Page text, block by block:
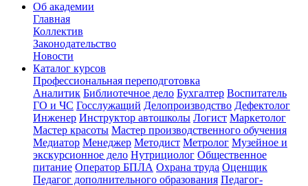
Об академии
Главная
Коллектив
Законодательство
Новости
Каталог курсов
Профессиональная переподготовка
Аналитик Библиотечное дело Бухгалтер Воспитатель
ГО и ЧС Госслужащий Делопроизводство Дефектолог
Инженер Инструктор автошколы Логист Маркетолог
Мастер красоты Мастер производственного обучения
Медиатор Менеджер Методист Метролог Музейное и
экскурсионное дело Нутрициолог Общественное
питание Оператор БПЛА Охрана труда Оценщик
Педагог дополнительного образования Педагог-